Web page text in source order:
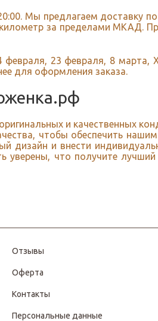
Мы предлагаем доставку
за пределами МКАД.
23 февраля, 8 марта,
для оформления заказа.
и качественных
чтобы обеспечить
дизайн и внести
что получите
Отзывы
Оферта
Контакты
Персональные данные